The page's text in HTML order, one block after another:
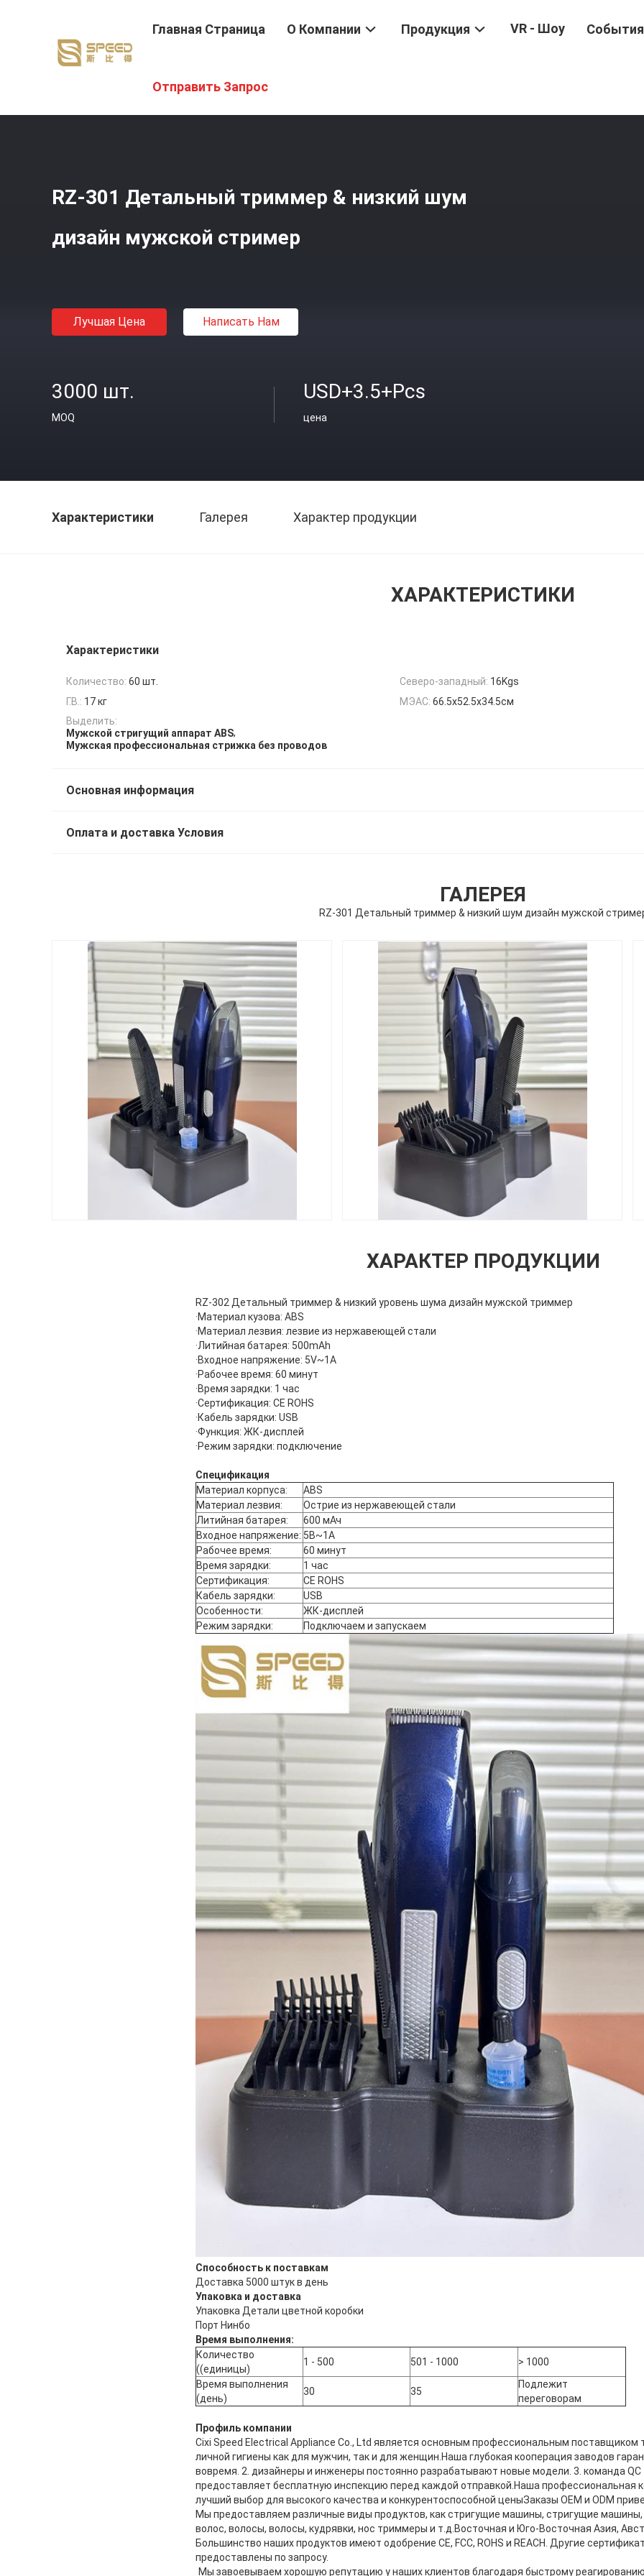
ОТПРАВИТЬ
Главная Страница О Компании Продукция VR - Шоу События
Отправить Запрос
RZ-301 Детальный триммер & низкий шум
дизайн мужской стример
Лучшая Цена Написать Нам
3000 шт.
MOQ
USD+3.5+Pcs
цена
Характеристики Галерея Характер продукции
ХАРАКТЕРИСТИКИ
Характеристики
Количество: 60 шт. Северо-западный: 16Kgs
Г.В.: 17 кг МЭАС: 66.5х52.5х34.5см
Выделить:
Мужской стригущий аппарат ABS,
Мужская профессиональная стрижка без проводов
Основная информация
Оплата и доставка Условия
ГАЛЕРЕЯ
RZ-301 Детальный триммер & низкий шум дизайн мужской
ХАРАКТЕР ПРОДУКЦИИ
RZ-302 Детальный триммер & низкий уровень шума дизайн мужской триммер
·Материал кузова: ABS
·Материал лезвия: лезвие из нержавеющей стали
·Литийная батарея: 500mAh
·Входное напряжение: 5V~1A
·Рабочее время: 60 минут
·Время зарядки: 1 час
·Сертификация: CE ROHS
·Кабель зарядки: USB
·Функция: ЖК-дисплей
·Режим зарядки: подключение
Спецификация
Материал корпуса:
ABS
Материал лезвия:
Острие из нержавеющей стали
Литийная батарея:
600 мАч
Входное напряжение: 5В~1А
Рабочее время:
60 минут
Время зарядки:
1 час
Сертификация:
CE ROHS
Кабель зарядки:
USB
Особенности:
ЖК-дисплей
Режим зарядки:
Подключаем и запускаем
Способность к поставкам
Доставка 5000 штук в день
Упаковка и доставка
Упаковка Детали цветной коробки
Порт Нинбо
Время выполнения:
Количество
((единицы)
1 - 500 501 - 1000
> 1000
Время выполнения
(день)
30 35
Подлежит
переговорам
Профиль компании
Cixi Speed Electrical Appliance Co., Ltd является основным профессиональным поставщиком
личной гигиены как для мужчин, так и для женщин.Наша глубокая кооперация заводов
вовремя. 2. дизайнеры и инженеры постоянно разрабатывают новые модели. 3. команда QC
предоставляет бесплатную инспекцию перед каждой отправкой.Наша профессиональная
лучший выбор для высокого качества и конкурентоспособной ценыЗаказы OEM и ODM
Мы предоставляем различные виды продуктов, как стригущие машины, стригущие
волос, волосы, волосы, кудрявки, нос триммеры и т.д.Восточная и Юго-Восточная Азия,
Большинство наших продуктов имеют одобрение CE, FCC, ROHS и REACH. Другие
предоставлены по запросу.
Мы завоевываем хорошую репутацию у наших клиентов благодаря быстрому